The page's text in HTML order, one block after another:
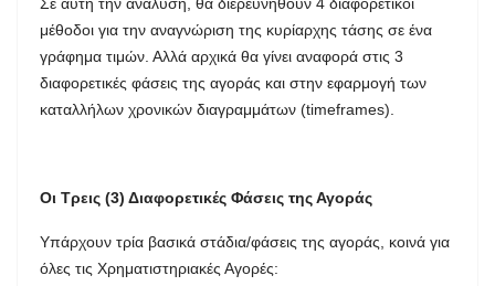
μέθοδοι για την αναγνώριση της κυρίαρχης τάσης σε ένα
γράφημα τιμών. Αλλά αρχικά θα γίνει αναφορά στις 3
διαφορετικές φάσεις της αγοράς και στην εφαρμογή των
καταλλήλων χρονικών διαγραμμάτων (timeframes).
Οι Τρεις (3) Διαφορετικές Φάσεις της Αγοράς
Υπάρχουν τρία βασικά στάδια/φάσεις της αγοράς, κοινά για
όλες τις Χρηματιστηριακές Αγορές: